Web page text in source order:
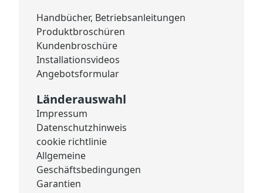
Handbücher, Betriebsanleitungen
Produktbroschüren
Kundenbroschüre
Installationsvideos
Angebotsformular
Länderauswahl
Impressum
Datenschutzhinweis
cookie richtlinie
Allgemeine
Geschäftsbedingungen
Garantien